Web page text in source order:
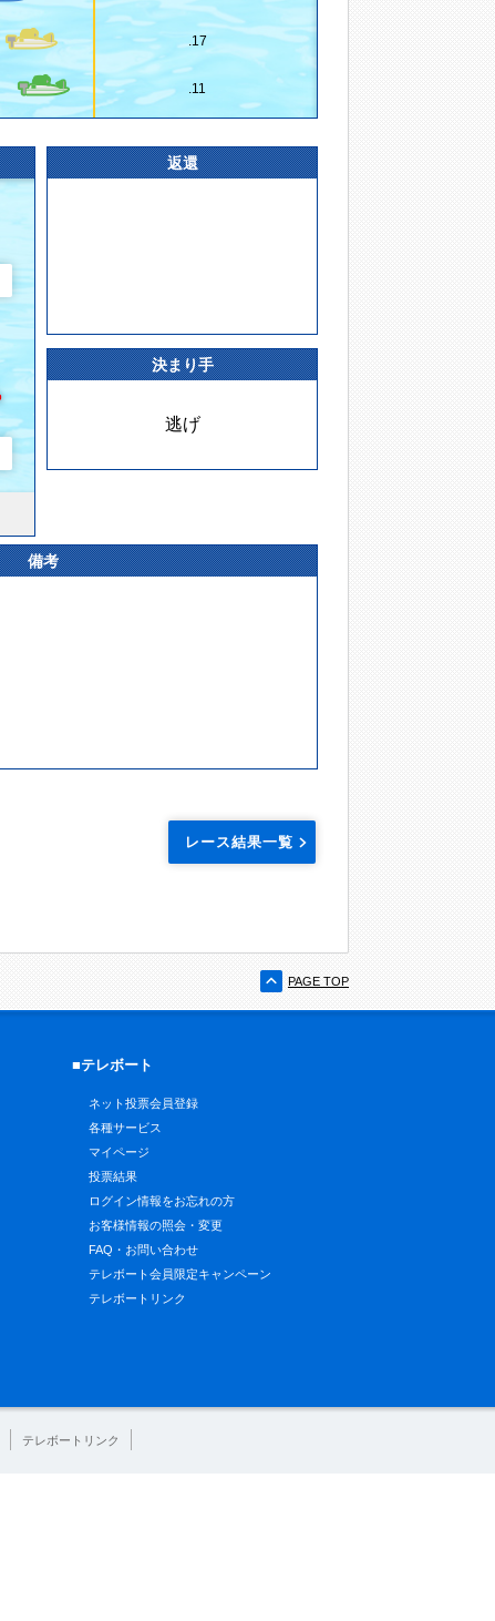
.17
.11
返還
決まり手
逃げ
備考
レース結果一覧
PAGE TOP
■テレボート
ネット投票会員登録
各種サービス
マイページ
投票結果
ログイン情報をお忘れの方
お客様情報の照会・変更
FAQ・お問い合わせ
テレボート会員限定キャンペーン
テレボートリンク
テレボートリンク